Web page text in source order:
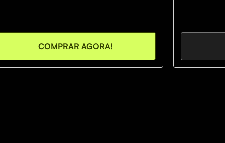
COMPRAR AGORA!